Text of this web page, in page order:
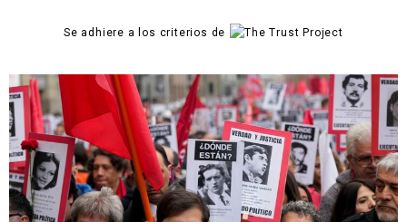
Se adhiere a los criterios de